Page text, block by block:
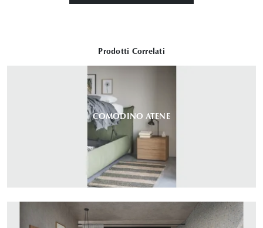
Prodotti Correlati
COMODINO ATENE